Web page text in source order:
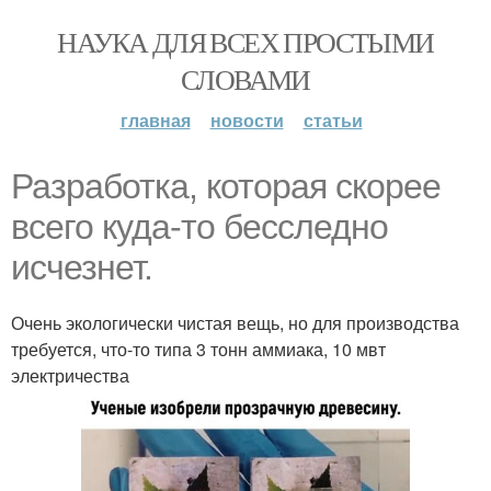
НАУКА ДЛЯ ВСЕХ ПРОСТЫМИ
СЛОВАМИ
главная новости статьи
Разработка, которая скорее
всего куда-то бесследно
исчезнет.
Очень экологически чистая вещь, но для производства
требуется, что-то типа 3 тонн аммиака, 10 мвт
электричества